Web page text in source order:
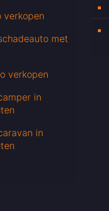
verkopen
met
verkopen
in
in